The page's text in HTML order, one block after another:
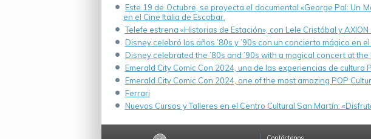
Este 19 de Octubre, se proyecta el documental «George Pal: Un
en el Cine Italia de Escobar.
Telefe estrena «Historias de Estación», con Lele Cristóbal y AXION
Disney celebró los años ’80s y ’90s con un concierto mágico en
Disney celebrated the ’80s and ’90s with a magical concert at
Emerald City Comic Con 2024, una de las experiencias de cultura
Emerald City Comic Con 2024, one of the most amazing POP
Ferrari
Nuevos Cursos y Talleres en el Centro Cultural San Martín: